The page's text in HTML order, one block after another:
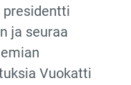
presidentti
ja seuraa
Vuokatti